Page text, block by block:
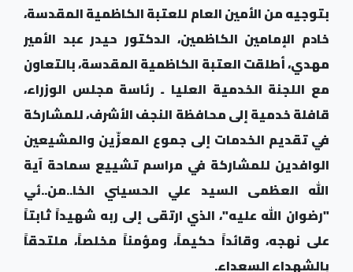
بتوجيه من الأمين العام للعتبة الكاظمية المقدسة،
خادم الإمامين الكاظمين، الدكتور حيدر عبد الأمير
مهدي، أطلقت العتبة الكاظمية المقدسة، بالتعاون
مع اللجنة الخدمية العليا ـ رئاسة مجلس الوزراء،
قافلة خدمية إلى محافظة النجف الأشرف، للمشاركة
في تقديم الخدمات إلى جموع المعزّين والمشيعين
الوافدين للمشاركة في مراسم تشييع سماحة آية
الله العظمى السيد علي الحسيني الخا..من..ئي
"رضوان الله عليه"، الذي ارتقى إلى ربه شهيداً ثابتاً
على نهجه، وقائداً حكيماً، ومؤمناً مخلصاً، ملتحقاً
بالشهداء السعداء.